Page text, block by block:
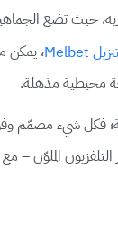
حيث تضع
تنزيل Melbet
، يمكن
محيطية مذهلة.
شيء مصمّم وفق
التلفزيون